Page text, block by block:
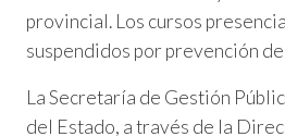
provincial. Los cursos
suspendidos por prevención
La Secretaría de Gestión
del Estado, a través de la